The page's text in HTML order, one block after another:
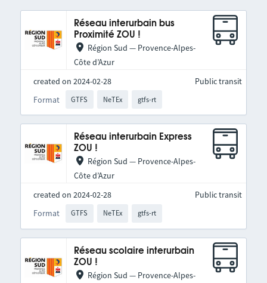
Réseau interurbain bus
Proximité ZOU !
Région Sud — Provence-Alpes-
Côte d’Azur
created on 2024-02-28
Format
GTFS NeTEx gtfs-rt
Public transit
Réseau interurbain Express
ZOU !
Région Sud — Provence-Alpes-
Côte d’Azur
created on 2024-02-28
Format
GTFS NeTEx gtfs-rt
Public transit
Réseau scolaire interurbain
ZOU !
Région Sud — Provence-Alpes-